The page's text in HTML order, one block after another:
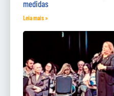
medidas
Leia mais »